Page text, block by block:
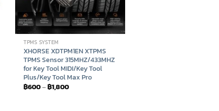
TPMS SYSTEM
XHORSE XDTPM1EN XTPMS
TPMS Sensor 315MHZ/433MHZ
for Key Tool MIDI/Key Tool
Plus/Key Tool Max Pro
฿600–฿1,800Price